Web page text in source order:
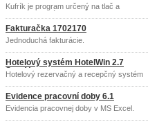
Kufrík je program určený na tlač a
evidenciu faktúr pre SZČO
Fakturačka 1702170
Jednoduchá fakturácie.
Hotelový systém HotelWin 2.7
StartVerze
Hotelový rezervačný a recepčný systém
Evidence pracovní doby 6.1
Evidencia pracovnej doby v MS Excel.